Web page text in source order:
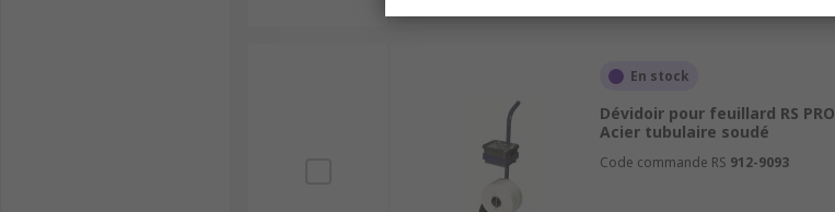
En stock
Dévidoir pour feuillard RS PRO
Acier tubulaire soudé
Code commande RS 912-9093